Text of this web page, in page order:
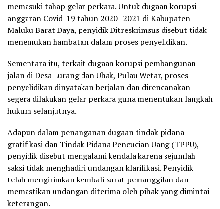
memasuki tahap gelar perkara. Untuk dugaan korupsi
anggaran Covid-19 tahun 2020–2021 di Kabupaten
Maluku Barat Daya, penyidik Ditreskrimsus disebut tidak
menemukan hambatan dalam proses penyelidikan.
Sementara itu, terkait dugaan korupsi pembangunan
jalan di Desa Lurang dan Uhak, Pulau Wetar, proses
penyelidikan dinyatakan berjalan dan direncanakan
segera dilakukan gelar perkara guna menentukan langkah
hukum selanjutnya.
Adapun dalam penanganan dugaan tindak pidana
gratifikasi dan Tindak Pidana Pencucian Uang (TPPU),
penyidik disebut mengalami kendala karena sejumlah
saksi tidak menghadiri undangan klarifikasi. Penyidik
telah mengirimkan kembali surat pemanggilan dan
memastikan undangan diterima oleh pihak yang dimintai
keterangan.